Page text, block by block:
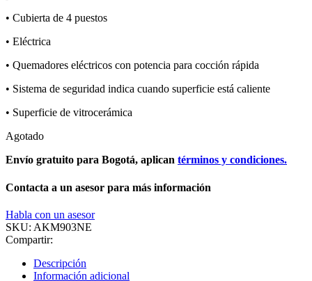
• Cubierta de 4 puestos
• Eléctrica
• Quemadores eléctricos con potencia para cocción rápida
• Sistema de seguridad indica cuando superficie está caliente
• Superficie de vitrocerámica
Agotado
Envío gratuito para Bogotá, aplican términos y condiciones.
Contacta a un asesor para más información
Habla con un asesor
SKU: AKM903NE
Compartir:
Descripción
Información adicional